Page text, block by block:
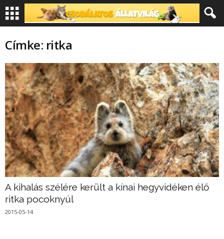
Címke: ritka
A kihalás szélére került a kínai hegyvidéken élő
ritka pocoknyúl
2015-05-14